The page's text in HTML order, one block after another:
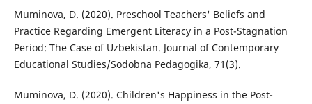
Muminova, D. (2020). Preschool Teachers' Beliefs and
Practice Regarding Emergent Literacy in a Post-Stagnation
Period: The Case of Uzbekistan. Journal of Contemporary
Educational Studies/Sodobna Pedagogika, 71(3).
Muminova, D. (2020). Children's Happiness in the Post-